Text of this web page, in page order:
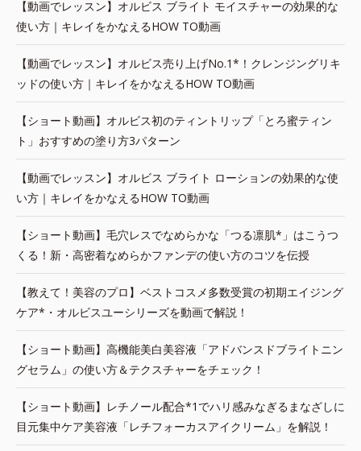
【動画でレッスン】オルビス ブライト モイスチャーの効果的な
使い方｜キレイをかなえるHOW TO動画
【動画でレッスン】オルビス売り上げNo.1*！クレンジングリキ
ッドの使い方｜キレイをかなえるHOW TO動画
【ショート動画】オルビス初のティントリップ「とろ蜜ティン
ト」おすすめの塗り方3パターン
【動画でレッスン】オルビス ブライト ローションの効果的な使
い方｜キレイをかなえるHOW TO動画
【ショート動画】毛穴レスでなめらかな「つる凛肌*」はこうつ
くる！新・高密着なめらかファンデの使い方のコツを伝授
【教えて！美容のプロ】ベストコスメ多数受賞の初期エイジング
ケア*・オルビスユーシリーズを動画で解説！
【ショート動画】高機能美白美容液「アドバンスドブライトニン
グセラム」の使い方＆テクスチャーをチェック！
【ショート動画】レチノール配合*1でハリ感みなぎるまなざしに
目元集中ケア美容液「レチフォーカスアイクリーム」を解説！